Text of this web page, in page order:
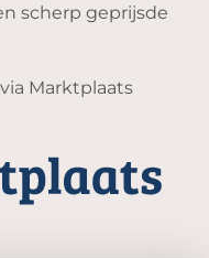
scherp geprijsde
Marktplaats